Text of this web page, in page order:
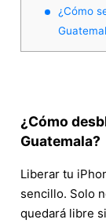
¿Cómo
¿Cómo
Guatemala?
Liberar tu
sencillo. Solo
quedará libre